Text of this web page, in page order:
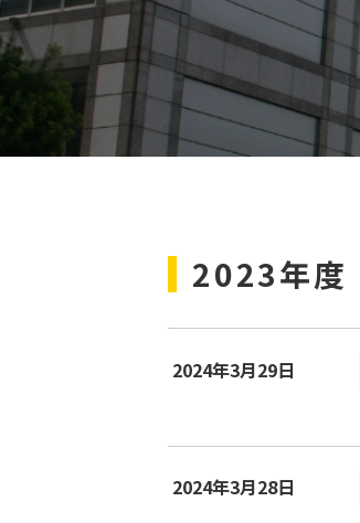
2023年度
2024年3月29日
2024年3月28日